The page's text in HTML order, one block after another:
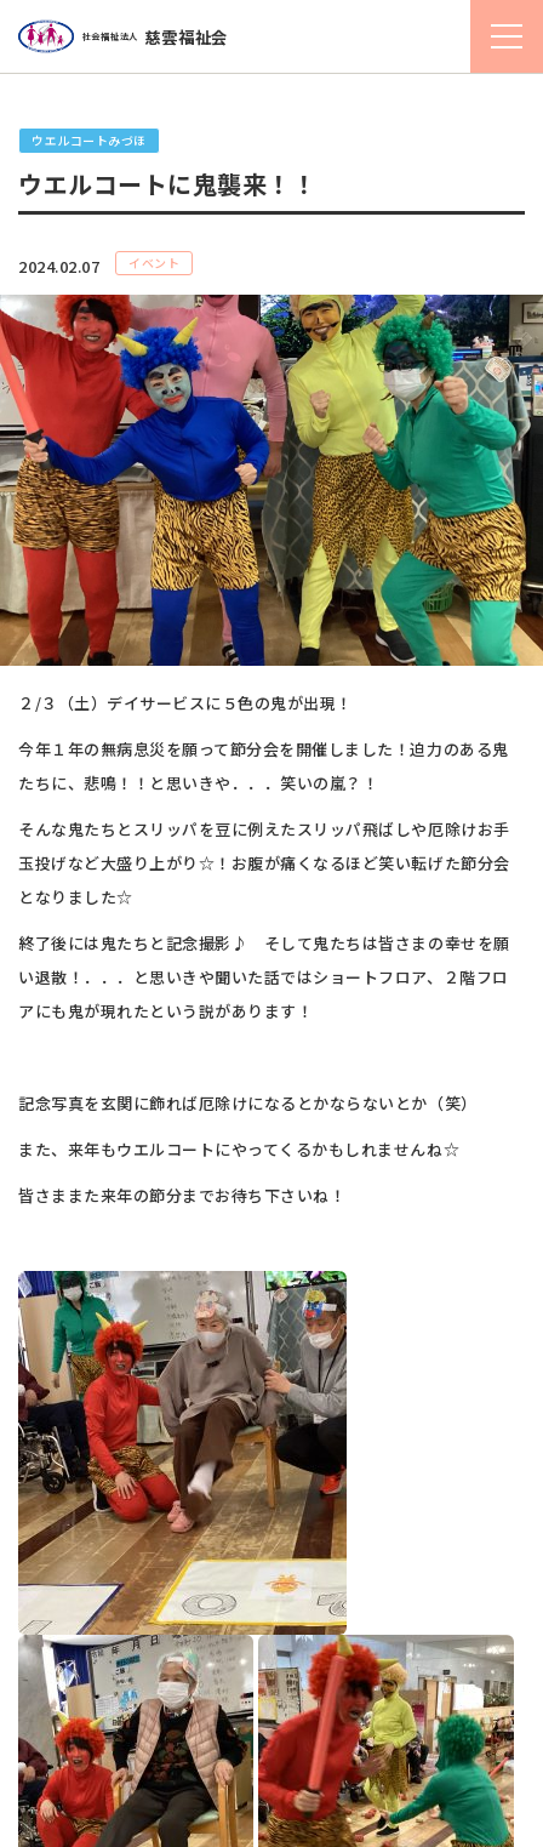
社会福祉法人 慈雲福祉会
ウエルコートみづほ
ウエルコートに鬼襲来！！
2024.02.07 イベント
２/３（土）デイサービスに５色の鬼が出現！
今年１年の無病息災を願って節分会を開催しました！迫力のある鬼
たちに、悲鳴！！と思いきや．．．笑いの嵐？！
そんな鬼たちとスリッパを豆に例えたスリッパ飛ばしや厄除けお手
玉投げなど大盛り上がり☆！お腹が痛くなるほど笑い転げた節分会
となりました☆
終了後には鬼たちと記念撮影♪ そして鬼たちは皆さまの幸せを願
い退散！．．．と思いきや聞いた話ではショートフロア、２階フロ
アにも鬼が現れたという説があります！
記念写真を玄関に飾れば厄除けになるとかならないとか（笑）
また、来年もウエルコートにやってくるかもしれませんね☆
皆さままた来年の節分までお待ち下さいね！